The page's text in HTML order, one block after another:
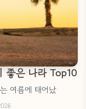
좋은 나라 Top10
여름에 태어났